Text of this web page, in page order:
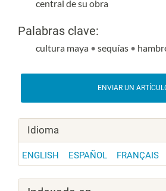
central de su obra
Palabras clave:
cultura maya • sequías •
Detalles del artículo
ENVIAR UN
Idioma
ENGLISH ESPAÑOL FRANÇAIS